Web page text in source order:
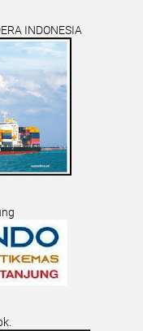
INDONESIA